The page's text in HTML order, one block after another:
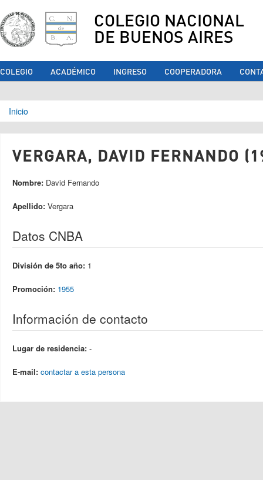
COLEGIO NACIONAL
DE BUENOS AIRES
COLEGIO ACADÉMICO INGRESO COOPERADORA
Se encuentra usted aquí
Inicio
VERGARA, DAVID FERNANDO
Nombre: David Fernando
Apellido: Vergara
Datos CNBA
División de 5to año: 1
Promoción: 1955
Información de contacto
Lugar de residencia: -
E-mail: contactar a esta persona